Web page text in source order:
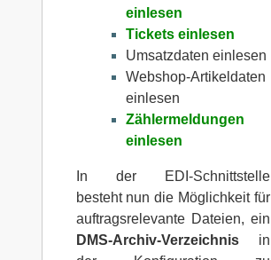
einlesen
Tickets einlesen
Umsatzdaten einlesen
Webshop-Artikeldaten
einlesen
Zählermeldungen
einlesen
In der EDI-Schnittstelle
besteht nun die Möglichkeit für
auftragsrelevante Dateien, ein
DMS-Archiv-Verzeichnisin